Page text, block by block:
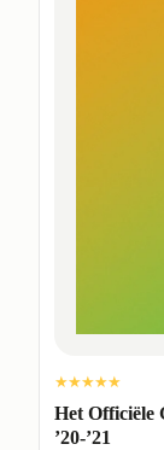
★★★★★
Het Officiële
’20-’21